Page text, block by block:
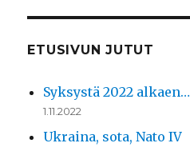
ETUSIVUN JUTUT
Syksystä 2022 alkaen…
1.11.2022
Ukraina, sota, Nato IV